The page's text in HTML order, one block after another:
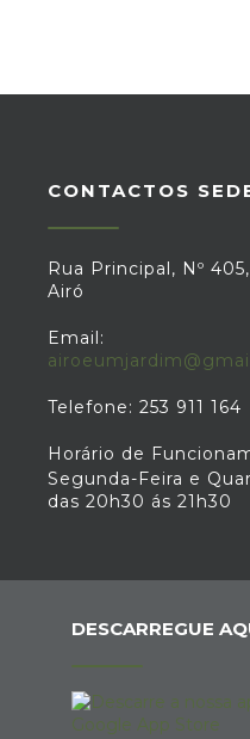
CONTACTOS
Rua Principal, Nº
Airó
Email:
Telefone: 253 911 164
Horário de
Segunda-Feira e
das 20h30 ás 21h30
DESCARREGUE